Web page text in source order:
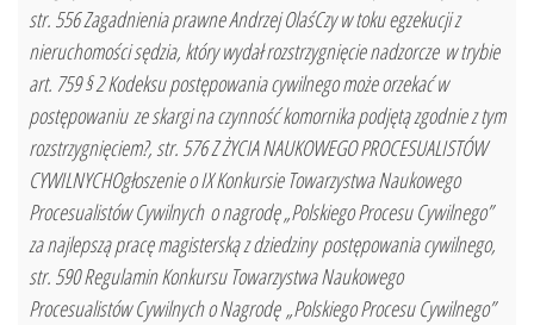
str. 556 Zagadnienia prawne Andrzej OlaśCzy w toku egzekucji z
nieruchomości sędzia, który wydał rozstrzygnięcie nadzorcze w trybie
art. 759 § 2 Kodeksu postępowania cywilnego może orzekać w
postępowaniu ze skargi na czynność komornika podjętą zgodnie z tym
rozstrzygnięciem?, str. 576 Z ŻYCIA NAUKOWEGO PROCESUALISTÓW
CYWILNYCHOgłoszenie o IX Konkursie Towarzystwa Naukowego
Procesualistów Cywilnych o nagrodę „Polskiego Procesu Cywilnego”
za najlepszą pracę magisterską z dziedziny postępowania cywilnego,
str. 590 Regulamin Konkursu Towarzystwa Naukowego
Procesualistów Cywilnych o Nagrodę „Polskiego Procesu Cywilnego”